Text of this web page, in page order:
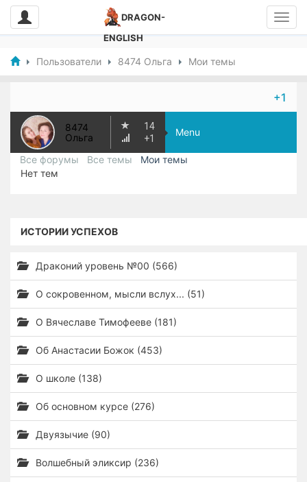
DRAGON-
ENGLISH
Пользователи 8474 Ольга Мои темы
+1
8474
Ольга
14
+1
Menu
Все форумы Все темы
Мои темы
Нет тем
ИСТОРИИ УСПЕХОВ
Драконий уровень №00 (566)
О сокровенном, мысли вслух... (51)
О Вячеславе Тимофееве (181)
Об Анастасии Божок (453)
О школе (138)
Об основном курсе (276)
Двуязычие (90)
Волшебный эликсир (236)